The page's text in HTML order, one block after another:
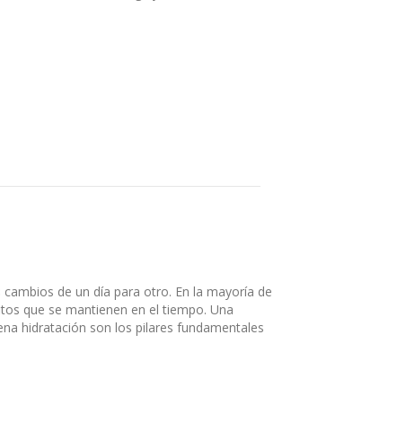
de un día para otro. En la mayoría de
que se mantienen en el tiempo. Una
hidratación son los pilares fundamentales